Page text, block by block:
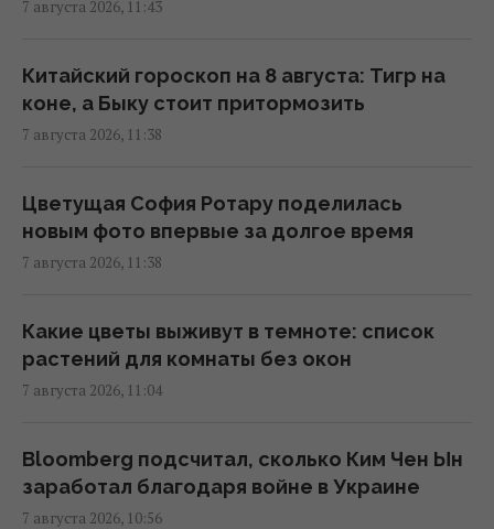
Как избежать штрафа за превышение норм
11:20 пятница, 07 августа 2026
Угроза для Украины: журналисты
объектами в Беларуси
11:16 пятница, 07 августа 2026
хотя собак у меня нет: вот как использую в
быту
11:15 пятница, 07 августа 2026
Миру грозит дефицит важнейшего
продукта: больше всего кризис скажется
на Европе
7 августа 2026, 11:43
Китайский гороскоп на 8 августа: Тигр на
коне, а Быку стоит притормозить
7 августа 2026, 11:38
Цветущая София Ротару поделилась
новым фото впервые за долгое время
7 августа 2026, 11:38
Какие цветы выживут в темноте: список
растений для комнаты без окон
7 августа 2026, 11:04
Bloomberg подсчитал, сколько Ким Чен Ын
заработал благодаря войне в Украине
7 августа 2026, 10:56